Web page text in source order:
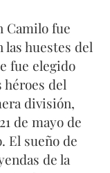
Camilo fue
las huestes del
fue elegido
héroes del
división,
de mayo de
El sueño de
de la